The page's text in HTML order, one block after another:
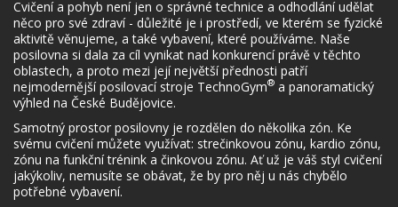
Cvičení a pohyb není jen o správné technice a odhodlání udělat
něco pro své zdraví - důležité je i prostředí, ve kterém se fyzické
aktivitě věnujeme, a také vybavení, které používáme. Naše
posilovna si dala za cíl vynikat nad konkurencí právě v těchto
oblastech, a proto mezi její největší přednosti patří
nejmodernější posilovací stroje TechnoGym® a panoramatický
výhled na České Budějovice.
Samotný prostor posilovny je rozdělen do několika zón. Ke
svému cvičení můžete využívat: strečinkovou zónu, kardio zónu,
zónu na funkční trénink a činkovou zónu. Ať už je váš styl cvičení
jakýkoliv, nemusíte se obávat, že by pro něj u nás chybělo
potřebné vybavení.